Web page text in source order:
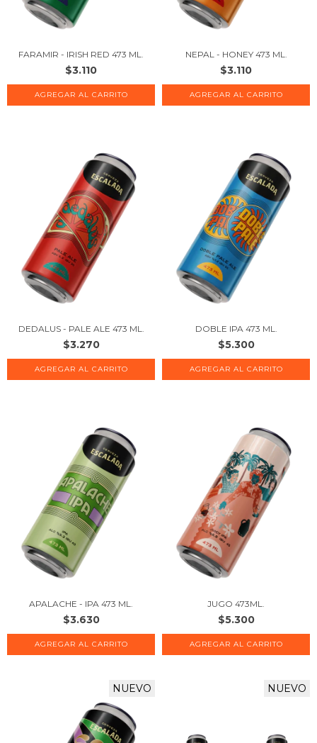
FARAMIR - IRISH RED 473 ML.
$3.110
NEPAL - HONEY 473 ML.
$3.110
DEDALUS - PALE ALE 473 ML.
$3.270
DOBLE IPA 473 ML.
$5.300
APALACHE - IPA 473 ML.
$3.630
JUGO 473ML.
$5.300
NUEVO NUEVO